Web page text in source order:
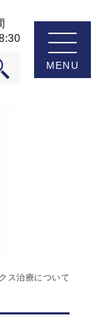
ス治療について